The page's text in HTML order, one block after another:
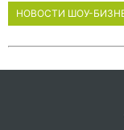
НОВОСТИ ШОУ-